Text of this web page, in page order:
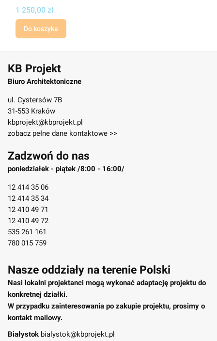
Cena projektu
1 250,00 zł
Do koszyka
KB Projekt
Biuro Architektoniczne
ul. Cystersów 7B
31-553 Kraków
kbprojekt@kbprojekt.pl
zobacz pełne dane kontaktowe >>
Zadzwoń do nas
poniedziałek - piątek /8:00 - 16:00/
12 414 35 06
12 414 35 34
12 410 49 71
12 410 49 72
535 261 161
780 015 759
Nasze oddziały na terenie Polski
Nasi lokalni projektanci mogą wykonać adaptację projektu do
konkretnej działki.
W przypadku zainteresowania po zakupie projektu, prosimy o
kontakt mailowy.
Białystok bialystok@kbprojekt.pl